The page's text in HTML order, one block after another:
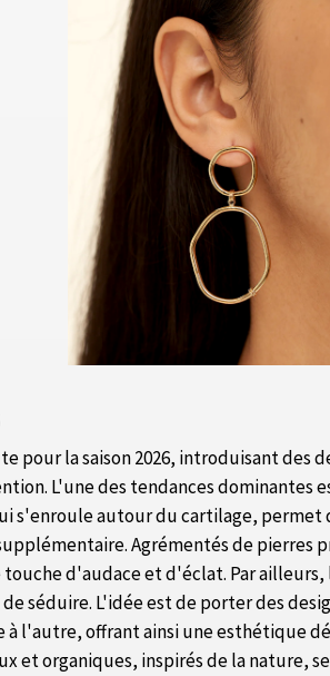
pour la saison 2026, introduisant des
L'une des tendances dominantes
s'enroule autour du cartilage, permet
Agrémentés de pierres
d'audace et d'éclat. Par ailleurs,
séduire. L'idée est de porter des
l'autre, offrant ainsi une esthétique
et organiques, inspirés de la nature,